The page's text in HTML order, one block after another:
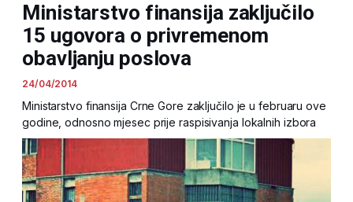
Ministarstvo finansija zaključilo
15 ugovora o privremenom
obavljanju poslova
24/04/2014
Ministarstvo finansija Crne Gore zaključilo je u februaru ove
godine, odnosno mjesec prije raspisivanja lokalnih izbora